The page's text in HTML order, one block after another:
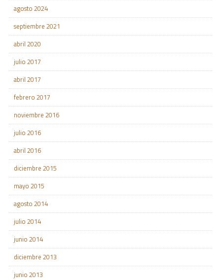
agosto 2024
septiembre 2021
abril 2020
julio 2017
abril 2017
febrero 2017
noviembre 2016
julio 2016
abril 2016
diciembre 2015
mayo 2015
agosto 2014
julio 2014
junio 2014
diciembre 2013
junio 2013